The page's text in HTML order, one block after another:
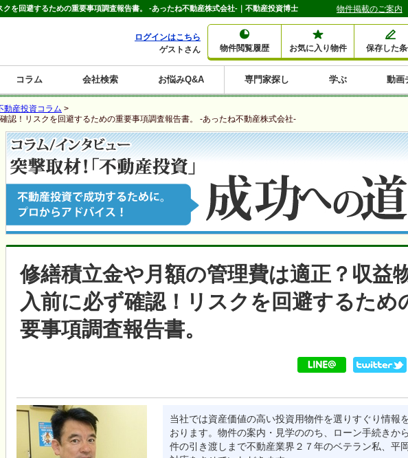
を回避するための重要事項調査報告書。 -あったね不動産株式会社-｜不動産投資博士
物件閲覧履歴 お気に入り物件 保存した
ログインはこちら
ゲストさん
種別から収益物件を探す
投資マンション
一棟売りアパート
一棟売りマンション
一棟売りビル
店舗・事務所
賃貸併用住宅
戸建賃貸
土地
新築住宅
工場・倉庫
ホテルペンション
利回りから収益物件を探す
利回り7%以上
利回り8%以上
利回り9%以上
利回り10%以上
利回り11%以上
利回り12%以上
利回り13%以上
利回り14%以上
利回り15%以上
利回り16%以上 10%以上アパート投
資
現況満室で安心物件
1,000万円以下小額投
資
人気の築浅・新築物
件
早い者勝ち東京23区
内
コラム
購入コラム
売却コラム
大家さんコラム
賃貸経営コラム
会社検索 お悩みQ&A 専門家探し 学ぶ 動画
物件掲載のご案内
動産投資コラム >
認！リスクを回避するための重要事項調査報告書。 -あったね不動産株式会社-
修繕積立金や月額の管理費は適正？収益
入前に必ず確認！リスクを回避するため
要事項調査報告書。
当社では資産価値の高い投資用物件を選りすぐり情報
おります。物件の案内・見学ののち、ローン手続きか
件の引き渡しまで不動産業界２７年のベテラン私、平